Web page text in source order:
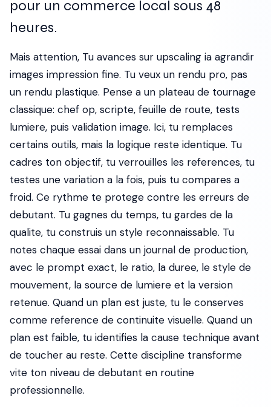
pour un commerce local sous 48
heures.
Mais attention, Tu avances sur upscaling ia agrandir
images impression fine. Tu veux un rendu pro, pas
un rendu plastique. Pense a un plateau de tournage
classique: chef op, scripte, feuille de route, tests
lumiere, puis validation image. Ici, tu remplaces
certains outils, mais la logique reste identique. Tu
cadres ton objectif, tu verrouilles les references, tu
testes une variation a la fois, puis tu compares a
froid. Ce rythme te protege contre les erreurs de
debutant. Tu gagnes du temps, tu gardes de la
qualite, tu construis un style reconnaissable. Tu
notes chaque essai dans un journal de production,
avec le prompt exact, le ratio, la duree, le style de
mouvement, la source de lumiere et la version
retenue. Quand un plan est juste, tu le conserves
comme reference de continuite visuelle. Quand un
plan est faible, tu identifies la cause technique avant
de toucher au reste. Cette discipline transforme
vite ton niveau de debutant en routine
professionnelle.